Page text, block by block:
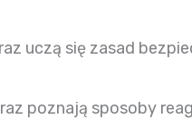
uczą się zasad
poznają sposoby